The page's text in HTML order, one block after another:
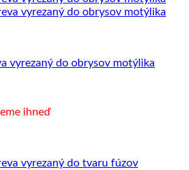
vyrezaný do obrysov motýlika
ihneď